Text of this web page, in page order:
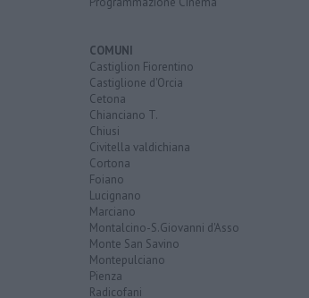
COMUNI
Castiglion Fiorentino
Castiglione d'Orcia
Cetona
Chianciano T.
Chiusi
Civitella valdichiana
Cortona
Foiano
Lucignano
Marciano
Montalcino-S.Giovanni d'Asso
Monte San Savino
Montepulciano
Pienza
Radicofani